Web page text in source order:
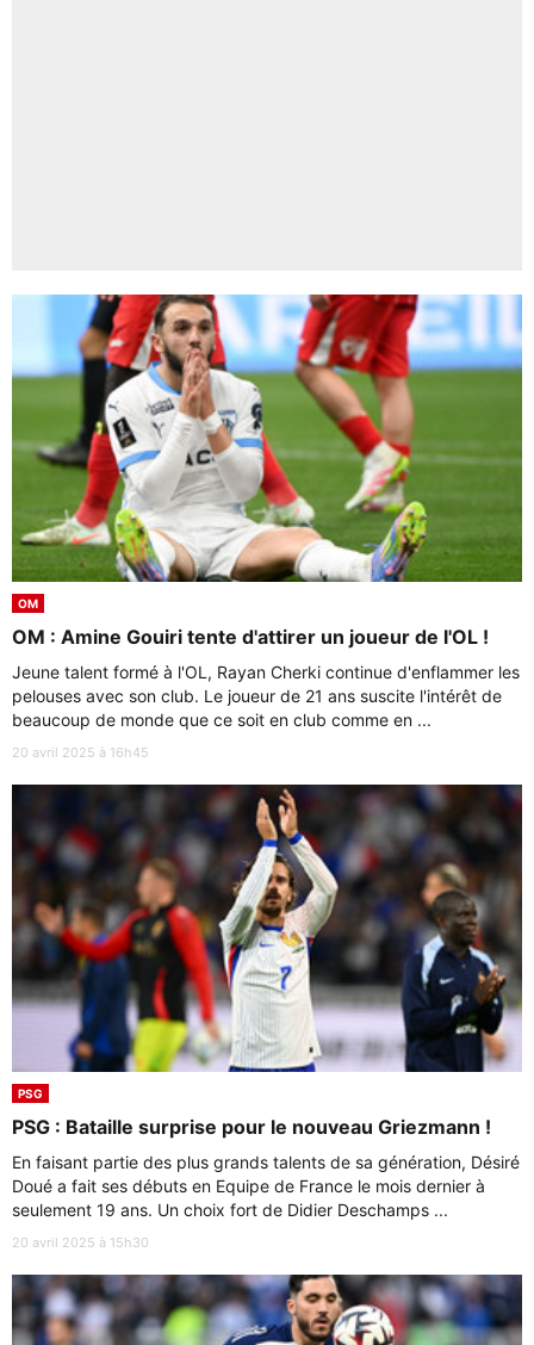
OM
OM : Amine Gouiri tente d'attirer un joueur de l'OL !
Jeune talent formé à l'OL, Rayan Cherki continue d'enflammer les
pelouses avec son club. Le joueur de 21 ans suscite l'intérêt de
beaucoup de monde que ce soit en club comme en ...
20 avril 2025 à 16h45
PSG
PSG : Bataille surprise pour le nouveau Griezmann !
En faisant partie des plus grands talents de sa génération, Désiré
Doué a fait ses débuts en Equipe de France le mois dernier à
seulement 19 ans. Un choix fort de Didier Deschamps ...
20 avril 2025 à 15h30